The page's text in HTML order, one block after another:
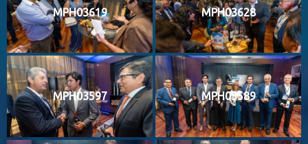
MPH03619 MPH03628
MPH03597 MPH03589